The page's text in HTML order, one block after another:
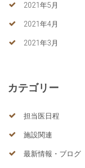
2021年5月
2021年4月
2021年3月
カテゴリー
担当医日程
施設関連
最新情報・ブログ